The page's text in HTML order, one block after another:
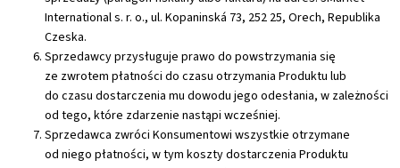
International s. r. o., ul. Kopaninská 73, 252 25, Orech, Republika
Czeska.
Sprzedawcy przysługuje prawo do powstrzymania się
ze zwrotem płatności do czasu otrzymania Produktu lub
do czasu dostarczenia mu dowodu jego odesłania, w zależności
od tego, które zdarzenie nastąpi wcześniej.
Sprzedawca zwróci Konsumentowi wszystkie otrzymane
od niego płatności, w tym koszty dostarczenia Produktu